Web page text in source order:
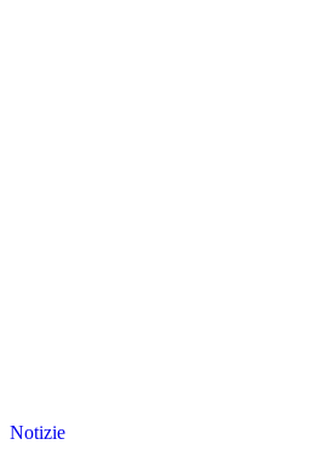
Notizie